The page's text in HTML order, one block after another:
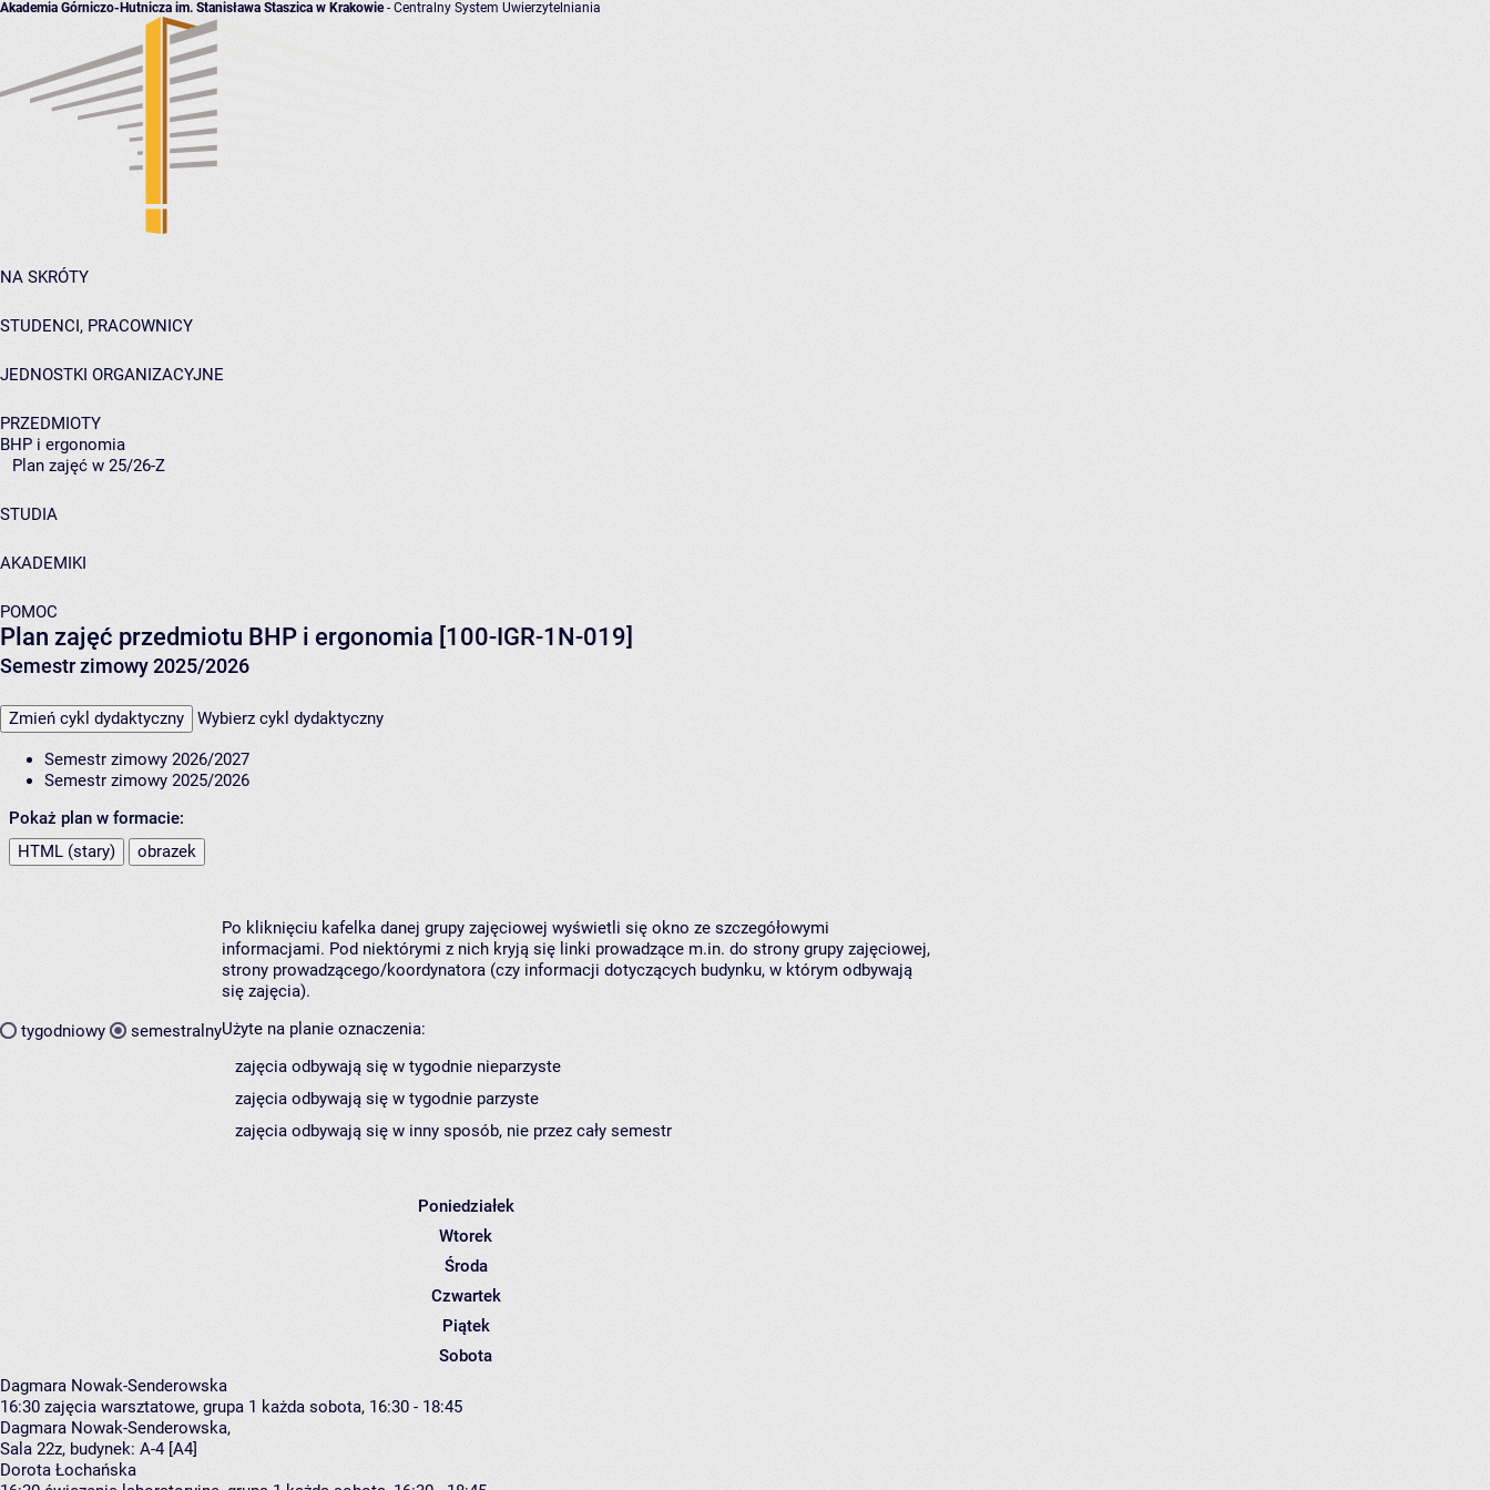
Akademia Górniczo-Hutnicza im. Stanisława Staszica w Krakowie- Centralny System Uwierzytelniania
NA SKRÓTY
STUDENCI, PRACOWNICY
JEDNOSTKI ORGANIZACYJNE
PRZEDMIOTY
BHP i ergonomia
Plan zajęć w 25/26-Z
STUDIA
AKADEMIKI
POMOC
Plan zajęć przedmiotu BHP i ergonomia [100-IGR-1N-019]
Semestr zimowy 2025/2026
Zmień cykl dydaktyczny Wybierz cykl dydaktyczny
Semestr zimowy 2026/2027
Semestr zimowy 2025/2026
Pokaż plan w formacie:
HTML (stary)
obrazek
tygodniowy semestralny
Po kliknięciu kafelka danej grupy zajęciowej wyświetli się okno ze szczegółowymi
informacjami. Pod niektórymi z nich kryją się linki prowadzące m.in. do strony grupy zajęciowej,
strony prowadzącego/koordynatora (czy informacji dotyczących budynku, w którym odbywają
się zajęcia).
Użyte na planie oznaczenia:
zajęcia odbywają się w tygodnie nieparzyste
zajęcia odbywają się w tygodnie parzyste
zajęcia odbywają się w inny sposób, nie przez cały semestr
Poniedziałek
Wtorek
Środa
Czwartek
Piątek
Sobota
Dagmara Nowak-Senderowska
16:30 zajęcia warsztatowe, grupa 1 każda sobota, 16:30 - 18:45
Dagmara Nowak-Senderowska,
Sala 22z, budynek: A-4 [A4]
Dorota Łochańska